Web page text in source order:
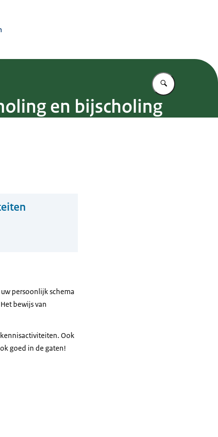
Vul in wat u
en bijscholing
persoonlijk schema
bewijs van
Ook
goed in de gaten!